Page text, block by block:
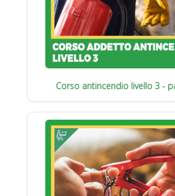
Corso antincendio livello 3 -